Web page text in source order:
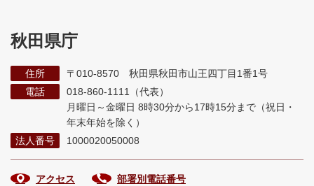
秋田県庁
住所
〒010-8570 秋田県秋田市山王四丁目1番1号
電話
018-860-1111（代表）
月曜日～金曜日 8時30分から17時15分まで （祝日・
年末年始を除く）
法人番号
1000020050008
アクセス 部署別電話番号